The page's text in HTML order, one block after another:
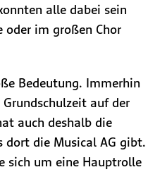
alle dabei sein
oder im großen Chor
Bedeutung. Immerhin
auf der
auch deshalb die
dort die Musical AG gibt.
sich um eine Hauptrolle